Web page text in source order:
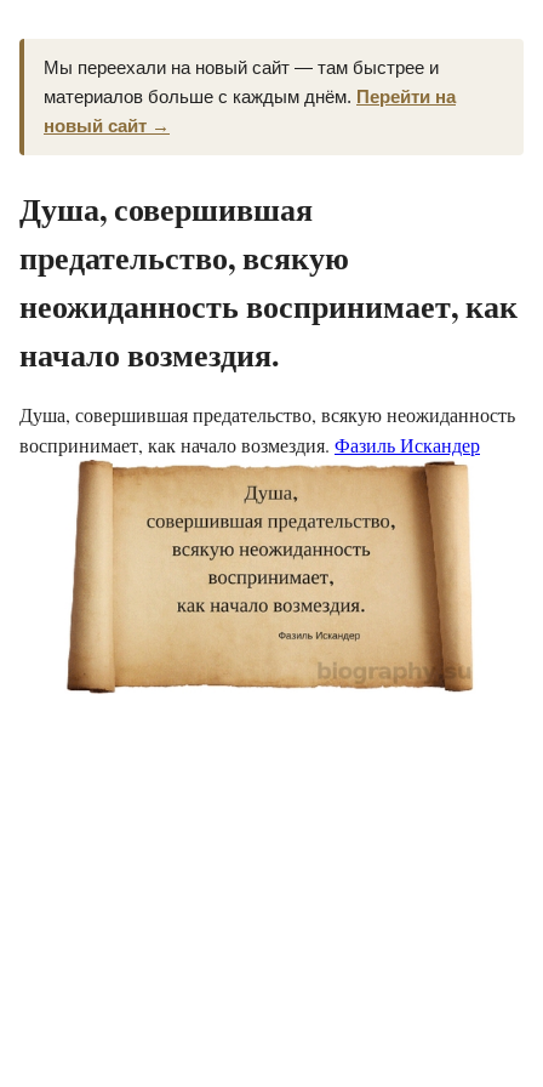
Мы переехали на новый сайт — там быстрее и
материалов больше с каждым днём. Перейти на
новый сайт →
Душа, совершившая
предательство, всякую
неожиданность воспринимает, как
начало возмездия.
Душа, совершившая предательство, всякую неожиданность
воспринимает, как начало возмездия. Фазиль Искандер